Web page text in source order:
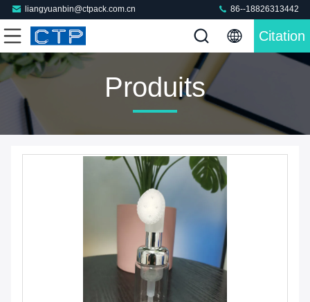
liangyuanbin@ctpack.com.cn 86--18826313442
Citation
Produits